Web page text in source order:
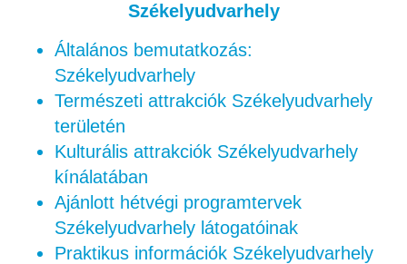
Székelyudvarhely
Általános bemutatkozás:
Székelyudvarhely
Természeti attrakciók Székelyudvarhely
területén
Kulturális attrakciók Székelyudvarhely
kínálatában
Ajánlott hétvégi programtervek
Székelyudvarhely látogatóinak
Praktikus információk Székelyudvarhely